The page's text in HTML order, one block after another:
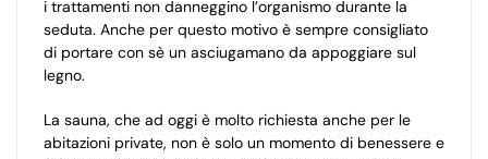
i trattamenti non danneggino l’organismo durante la
seduta. Anche per questo motivo è sempre consigliato
di portare con sè un asciugamano da appoggiare sul
legno.
La sauna, che ad oggi è molto richiesta anche per le
abitazioni private, non è solo un momento di benessere e